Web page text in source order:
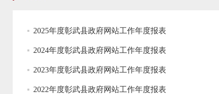
2025年度彰武县政府网站工作年度报表
2024年度彰武县政府网站工作年度报表
2023年度彰武县政府网站工作年度报表
2022年度彰武县政府网站工作年度报表